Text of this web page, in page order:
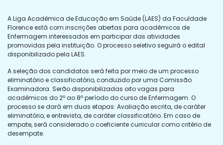
A Liga Acadêmica de Educação em Saúde (LAES) da Faculdade
Florence está com inscrições abertas para acadêmicos de
Enfermagem interessados em participar das atividades
promovidas pela instituição. O processo seletivo seguirá o edital
disponibilizado pela LAES.
A seleção dos candidatos será feita por meio de um processo
eliminatório e classificatório, conduzido por uma Comissão
Examinadora. Serão disponibilizadas oito vagas para
acadêmicos do 2º ao 8º período do curso de Enfermagem. O
processo se dará em duas etapas: Avaliação escrita, de caráter
eliminatório, e entrevista, de caráter classificatório. Em caso de
empate, será considerado o coeficiente curricular como critério de
desempate.